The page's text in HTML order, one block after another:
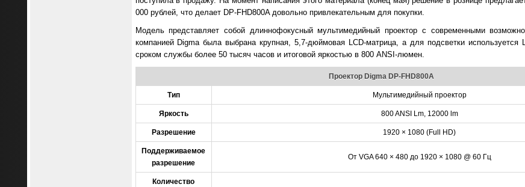
000 рублей, что делает DP-FHD800A довольно привлекательным для покупки.
Модель представляет собой длиннофокусный мультимедийный проектор с современными
компанией Digma была выбрана крупная, 5,7-дюймовая LCD-матрица, а для подсветки используется
сроком службы более 50 тысяч часов и итоговой яркостью в 800 ANSI-люмен.
Проектор Digma DP-FHD800A
Тип Мультимедийный проектор
Яркость 800 ANSI Lm, 12000 lm
Разрешение 1920 × 1080 (Full HD)
Поддерживаемое
разрешение
От VGA 640 × 480 до 1920 × 1080 @ 60 Гц
Количество